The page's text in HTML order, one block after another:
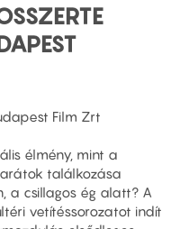
Film Zrt
élmény, mint a
találkozása
a csillagos ég alatt? A
vetítéssorozatot indít